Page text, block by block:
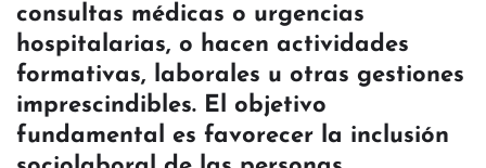
consultas médicas o urgencias
hospitalarias, o hacen actividades
formativas, laborales u otras gestiones
imprescindibles. El objetivo
fundamental es favorecer la inclusión